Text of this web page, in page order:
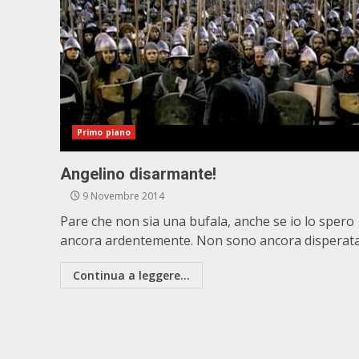
Primo piano
Angelino disarmante!
9 Novembre 2014
Pare che non sia una bufala, anche se io lo spero
ancora ardentemente. Non sono ancora
Continua a leggere...